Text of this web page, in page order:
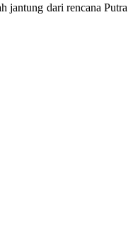
jantung dari rencana Putra